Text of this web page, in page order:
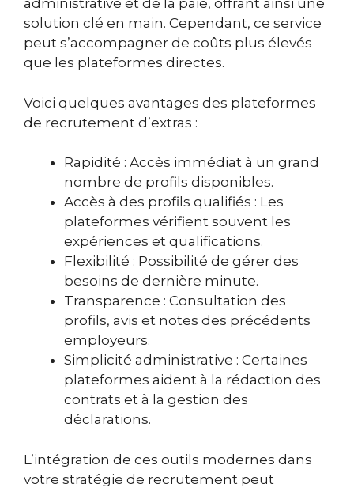
administrative et de la paie, offrant ainsi une
solution clé en main. Cependant, ce service
peut s’accompagner de coûts plus élevés
que les plateformes directes.
Voici quelques avantages des plateformes
de recrutement d’extras :
Rapidité : Accès immédiat à un grand
nombre de profils disponibles.
Accès à des profils qualifiés : Les
plateformes vérifient souvent les
expériences et qualifications.
Flexibilité : Possibilité de gérer des
besoins de dernière minute.
Transparence : Consultation des
profils, avis et notes des précédents
employeurs.
Simplicité administrative : Certaines
plateformes aident à la rédaction des
contrats et à la gestion des
déclarations.
L’intégration de ces outils modernes dans
votre stratégie de recrutement peut